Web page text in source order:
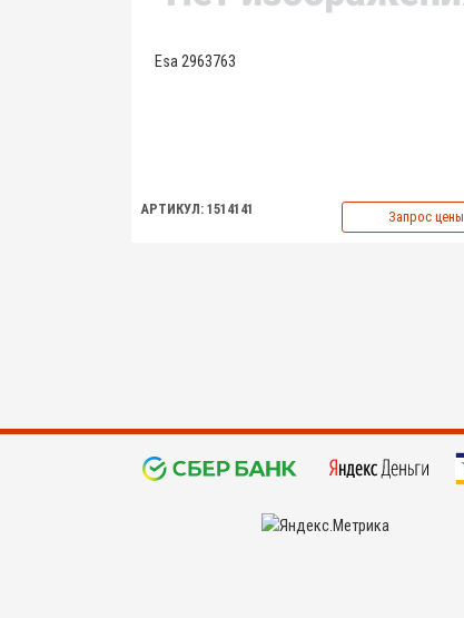
Esa 2963763
АРТИКУЛ: 1514141 Запрос цены